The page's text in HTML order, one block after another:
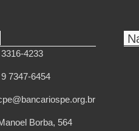
4233
7347-6454
Borba, 564